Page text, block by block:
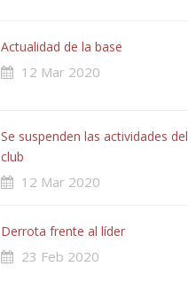
Actualidad de la base
12 Mar 2020
Se suspenden las actividades del
club
12 Mar 2020
Derrota frente al líder
23 Feb 2020